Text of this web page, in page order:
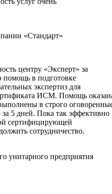
«Стандарт»
центру «Эксперт» за
помощь в подготовке
экспертиз для
ИСМ. Помощь
в строго
за 5 дней. Пока так эффективно
сертифицирующей
сотрудничество.
унитарного предприятия